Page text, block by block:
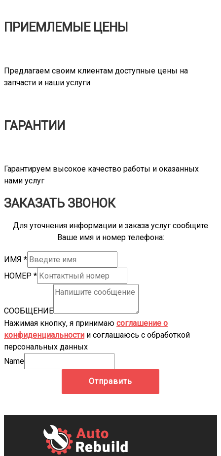
ПРИЕМЛЕМЫЕ ЦЕНЫ
Предлагаем своим клиентам доступные цены на
запчасти и наши услуги
ГАРАНТИИ
Гарантируем высокое качество работы и оказанных
нами услуг
ЗАКАЗАТЬ ЗВОНОК
Для уточнения информации и заказа услуг сообщите
Ваше имя и номер телефона:
ИМЯ *
НОМЕР *
СООБЩЕНИЕ
Нажимая кнопку, я принимаю соглашение о
конфиденциальности и соглашаюсь с обработкой
персональных данных
Name
Отправить